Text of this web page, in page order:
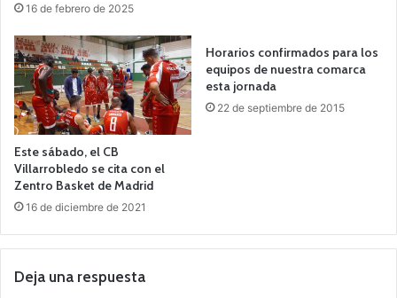
16 de febrero de 2025
Este sábado, el CB
Villarrobledo se cita con el
Zentro Basket de Madrid
16 de diciembre de 2021
Horarios confirmados para los
equipos de nuestra comarca
esta jornada
22 de septiembre de 2015
Deja una respuesta